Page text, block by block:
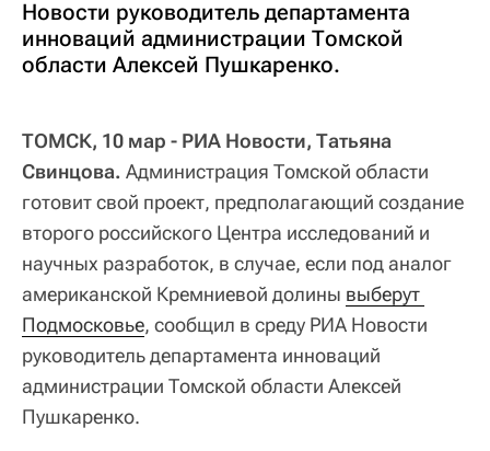
Новости руководитель департамента
инноваций администрации Томской
области Алексей Пушкаренко.
ТОМСК, 10 мар - РИА Новости, Татьяна
Свинцова. Администрация Томской области
готовит свой проект, предполагающий создание
второго российского Центра исследований и
научных разработок, в случае, если под аналог
американской Кремниевой долины выберут
Подмосковье, сообщил в среду РИА Новости
руководитель департамента инноваций
администрации Томской области Алексей
Пушкаренко.